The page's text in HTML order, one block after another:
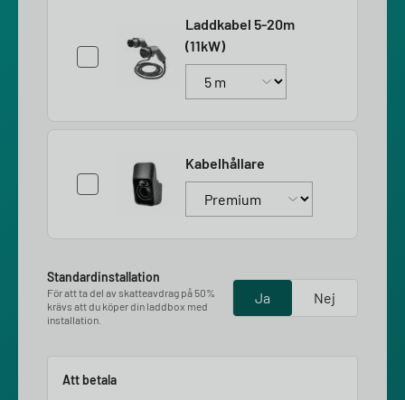
Laddkabel 5-20m
(11kW)
Kabelhållare
Standardinstallation
För att ta del av skatteavdrag på 50%
krävs att du köper din laddbox med
installation.
Ja Nej
Att betala